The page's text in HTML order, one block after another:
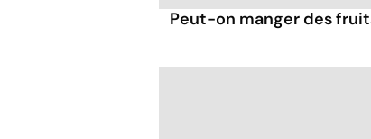
Peut-on manger des